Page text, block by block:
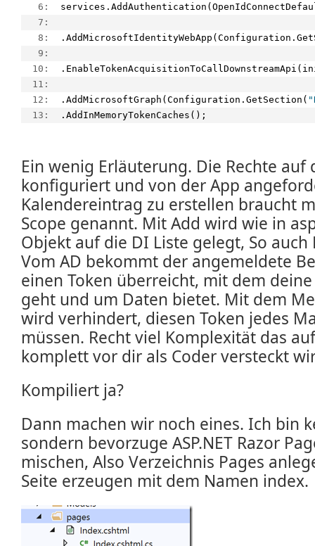
   6:
   7:
   8:
   9:
  10:
  11:
  12:
.AddMicrosoftGraph(Configuration.GetSection(
  13:
.AddInMemoryTokenCaches();
Ein wenig Erläuterung. Die Rechte auf
konfiguriert und von der App
Kalendereintrag zu erstellen braucht
Scope genannt. Mit Add wird wie in
Objekt auf die DI Liste gelegt, So auch
Vom AD bekommt der angemeldete
einen Token überreicht, mit dem
geht und um Daten bietet. Mit dem
wird verhindert, diesen Token jedes
müssen. Recht viel Komplexität das
komplett vor dir als Coder versteckt
Kompiliert ja?
Dann machen wir noch eines. Ich bin
sondern bevorzuge ASP.NET Razor
mischen, Also Verzeichnis Pages
Seite erzeugen mit dem Namen index.